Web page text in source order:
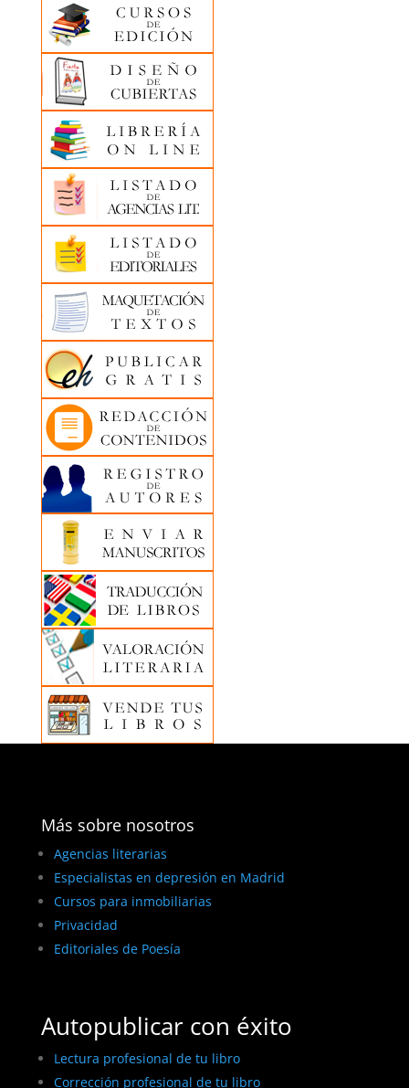
Más sobre nosotros
Agencias literarias
Especialistas en depresión en Madrid
Cursos para inmobiliarias
Privacidad
Editoriales de Poesía
Autopublicar con éxito
Lectura profesional de tu libro
Corrección profesional de tu libro